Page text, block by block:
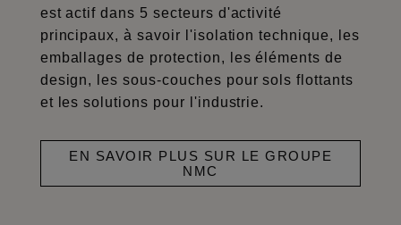
est actif dans 5 secteurs d'activité
principaux, à savoir l'isolation technique, les
emballages de protection, les éléments de
design, les sous-couches pour sols flottants
et les solutions pour l'industrie.
EN SAVOIR PLUS SUR LE GROUPE
NMC